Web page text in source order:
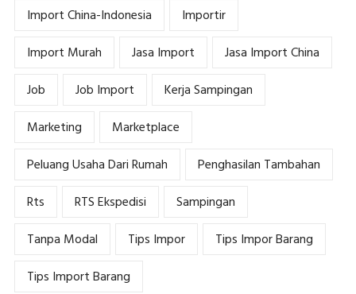
Import China-Indonesia
Importir
Import Murah
Jasa Import
Jasa Import China
Job
Job Import
Kerja Sampingan
Marketing
Marketplace
Peluang Usaha Dari Rumah
Penghasilan Tambahan
Rts
RTS Ekspedisi
Sampingan
Tanpa Modal
Tips Impor
Tips Impor Barang
Tips Import Barang